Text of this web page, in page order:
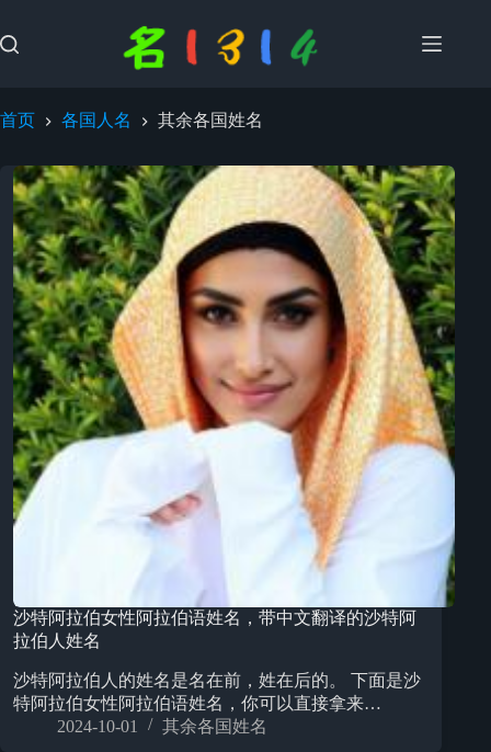
过
内
首页 各国人名 其余各国姓名
沙特阿拉伯女性阿拉伯语姓名，带中文翻译的沙特阿
拉伯人姓名
沙特阿拉伯人的姓名是名在前，姓在后的。 下面是沙
特阿拉伯女性阿拉伯语姓名，你可以直接拿来…
2024-10-01
其余各国姓名